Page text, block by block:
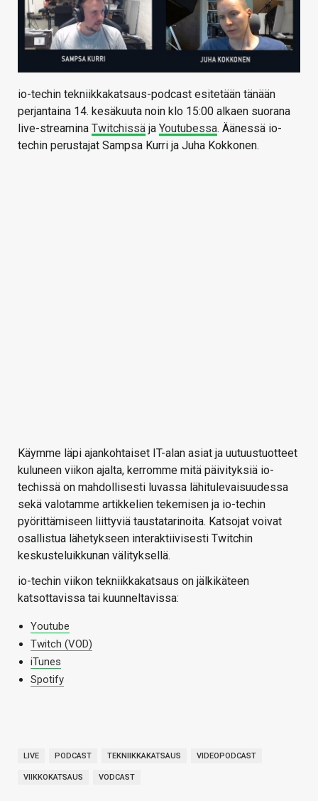
io-techin tekniikkakatsaus-podcast esitetään tänään
perjantaina 14. kesäkuuta noin klo 15:00 alkaen suorana
live-streamina Twitchissä ja Youtubessa. Äänessä io-
techin perustajat Sampsa Kurri ja Juha Kokkonen.
Käymme läpi ajankohtaiset IT-alan asiat ja uutuustuotteet
kuluneen viikon ajalta, kerromme mitä päivityksiä io-
techissä on mahdollisesti luvassa lähitulevaisuudessa
sekä valotamme artikkelien tekemisen ja io-techin
pyörittämiseen liittyviä taustatarinoita. Katsojat voivat
osallistua lähetykseen interaktiivisesti Twitchin
keskusteluikkunan välityksellä.
io-techin viikon tekniikkakatsaus on jälkikäteen
katsottavissa tai kuunneltavissa:
Youtube
Twitch (VOD)
iTunes
Spotify
LIVE PODCAST TEKNIIKKAKATSAUS VIDEOPODCAST
VIIKKOKATSAUS VODCAST